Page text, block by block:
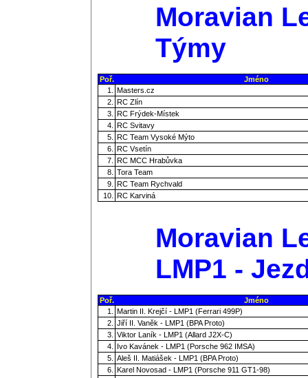
Moravian
Týmy
Poř.
Jméno
1.
Masters.cz
2.
RC Zlín
3.
RC Frýdek-Místek
4.
RC Svitavy
5.
RC Team Vysoké Mýto
6.
RC Vsetín
7.
RC MCC Hrabůvka
8.
Tora Team
9.
RC Team Rychvald
10.
RC Karviná
Moravian
LMP1 -
Poř.
Jméno
1.
Martin II. Krejčí - LMP1 (Ferrari 499P)
2.
Jiří II. Vaněk - LMP1 (BPA Proto)
3.
Viktor Laník - LMP1 (Allard J2X-C)
4.
Ivo Kavánek - LMP1 (Porsche 962 IMSA)
5.
Aleš II. Matiášek - LMP1 (BPA Proto)
6.
Karel Novosad - LMP1 (Porsche 911 GT1-98)